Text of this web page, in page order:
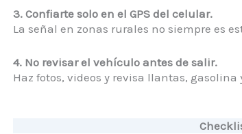
3. Confiarte solo en el GPS del celular.
La señal en zonas rurales no siempre es
4. No revisar el vehículo antes de salir.
Haz fotos, videos y revisa llantas,